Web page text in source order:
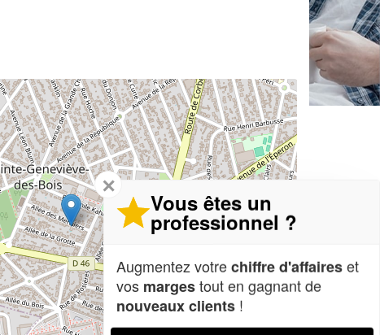
✕
Vous êtes un
professionnel ?
Augmentez votrechiffre d'affaireset
vos margestout en gagnant de
nouveaux clients !